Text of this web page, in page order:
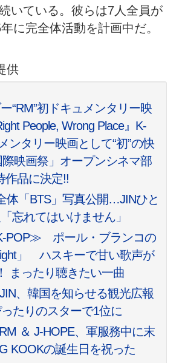
いている。彼らは7人全員が
に完全体活動を計画中だ。
供
“RM”初ドキュメンタリー映
People, Wrong Place』K‐
ンタリー映画として“初”の快
映画祭」オープンシネマ部
作品に決定!!
体「BTS」写真公開…JINひと
忘れてはいけません」
POP≫ ポール・ブランコの
」 ハスキーで甘い歌声が
まったり聴きたい一曲
JIN、韓国を知らせる観光広報
たりのスターで1位に
RM ＆ J-HOPE、軍服務中に末
KOOKの誕生日を祝った